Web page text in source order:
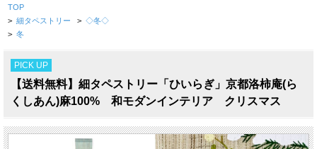
TOP
> 細タペストリー > ◇冬◇
> 冬
PICK UP
【送料無料】細タペストリー「ひいらぎ」京都洛柿庵(ら
くしあん)麻100% 和モダンインテリア クリスマス